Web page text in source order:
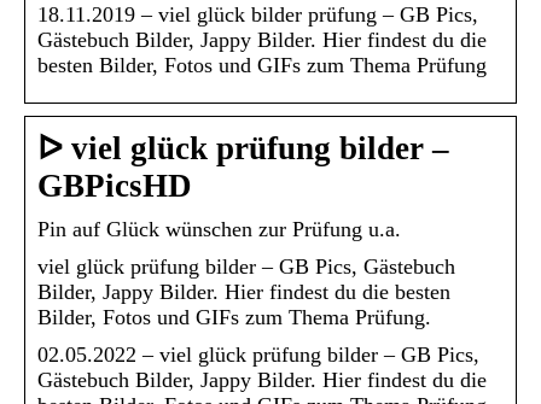
18.11.2019 – viel glück bilder prüfung – GB Pics,
Gästebuch Bilder, Jappy Bilder. Hier findest du die
besten Bilder, Fotos und GIFs zum Thema Prüfung
ᐅ viel glück prüfung bilder –
GBPicsHD
Pin auf Glück wünschen zur Prüfung u.a.
viel glück prüfung bilder – GB Pics, Gästebuch
Bilder, Jappy Bilder. Hier findest du die besten
Bilder, Fotos und GIFs zum Thema Prüfung.
02.05.2022 – viel glück prüfung bilder – GB Pics,
Gästebuch Bilder, Jappy Bilder. Hier findest du die